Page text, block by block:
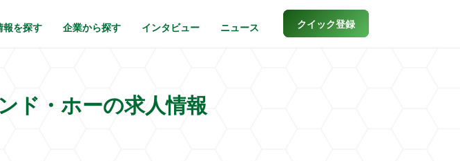
報を探す 企業から探す インタビュー ニュース クイック登録
ド・ホーの求人情報